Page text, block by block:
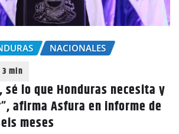
NACIONALES
sé lo que Honduras necesita y
afirma Asfura en informe de
meses